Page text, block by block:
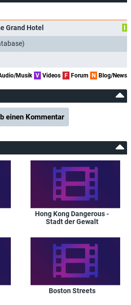
Grand Hotel
I
Musik V Videos F Forum N Blog/News
einen Kommentar
Hong Kong Dangerous -
Stadt der Gewalt
Boston Streets